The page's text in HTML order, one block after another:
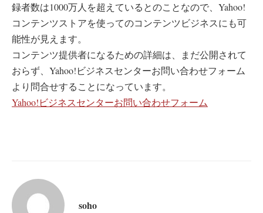
録者数は1000万人を超えているとのことなので、Yahoo!
コンテンツストアを使ってのコンテンツビジネスにも可
能性が見えます。
コンテンツ提供者になるための詳細は、まだ公開されて
おらず、Yahoo!ビジネスセンターお問い合わせフォーム
より問合せすることになっています。
Yahoo!ビジネスセンターお問い合わせフォーム
soho